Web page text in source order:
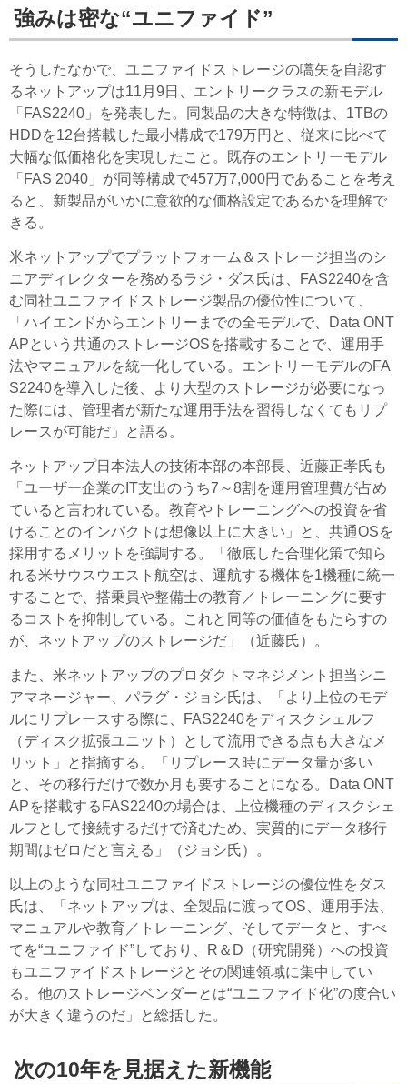
強みは密な“ユニファイド”
そうしたなかで、ユニファイドストレージの嚆矢を自認す
るネットアップは11月9日、エントリークラスの新モデル
「FAS2240」を発表した。同製品の大きな特徴は、1TBの
HDDを12台搭載した最小構成で179万円と、従来に比べて
大幅な低価格化を実現したこと。既存のエントリーモデル
「FAS 2040」が同等構成で457万7,000円であることを考え
ると、新製品がいかに意欲的な価格設定であるかを理解で
きる。
米ネットアップでプラットフォーム＆ストレージ担当のシ
ニアディレクターを務めるラジ・ダス氏は、FAS2240を含
む同社ユニファイドストレージ製品の優位性について、
「ハイエンドからエントリーまでの全モデルで、Data ONT
APという共通のストレージOSを搭載することで、運用手
法やマニュアルを統一化している。エントリーモデルのFA
S2240を導入した後、より大型のストレージが必要になっ
た際には、管理者が新たな運用手法を習得しなくてもリプ
レースが可能だ」と語る。
ネットアップ日本法人の技術本部の本部長、近藤正孝氏も
「ユーザー企業のIT支出のうち7～8割を運用管理費が占め
ていると言われている。教育やトレーニングへの投資を省
けることのインパクトは想像以上に大きい」と、共通OSを
採用するメリットを強調する。「徹底した合理化策で知ら
れる米サウスウエスト航空は、運航する機体を1機種に統一
することで、搭乗員や整備士の教育／トレーニングに要す
るコストを抑制している。これと同等の価値をもたらすの
が、ネットアップのストレージだ」（近藤氏）。
また、米ネットアップのプロダクトマネジメント担当シニ
アマネージャー、パラグ・ジョシ氏は、「より上位のモデ
ルにリプレースする際に、FAS2240をディスクシェルフ
（ディスク拡張ユニット）として流用できる点も大きなメ
リット」と指摘する。「リプレース時にデータ量が多い
と、その移行だけで数か月も要することになる。Data ONT
APを搭載するFAS2240の場合は、上位機種のディスクシェ
ルフとして接続するだけで済むため、実質的にデータ移行
期間はゼロだと言える」（ジョシ氏）。
以上のような同社ユニファイドストレージの優位性をダス
氏は、「ネットアップは、全製品に渡ってOS、運用手法、
マニュアルや教育／トレーニング、そしてデータと、すべ
てを“ユニファイド”しており、R＆D（研究開発）への投資
もユニファイドストレージとその関連領域に集中してい
る。他のストレージベンダーとは“ユニファイド化”の度合い
が大きく違うのだ」と総括した。
次の10年を見据えた新機能